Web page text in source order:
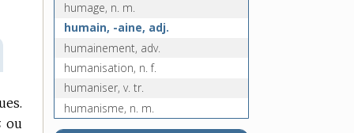
ou
humage, n. m.
humain, -aine, adj.
humainement, adv.
humanisation, n. f.
humaniser, v. tr.
humanisme, n. m.
humaniste, n. m.